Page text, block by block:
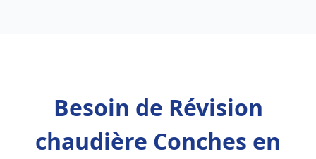
Besoin de Révision
chaudière Conches en